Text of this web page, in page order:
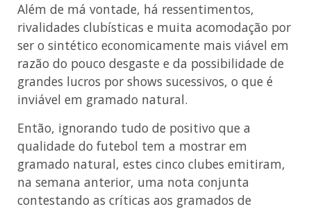
Além de má vontade, há ressentimentos,
rivalidades clubísticas e muita acomodação por
ser o sintético economicamente mais viável em
razão do pouco desgaste e da possibilidade de
grandes lucros por shows sucessivos, o que é
inviável em gramado natural.
Então, ignorando tudo de positivo que a
qualidade do futebol tem a mostrar em
gramado natural, estes cinco clubes emitiram,
na semana anterior, uma nota conjunta
contestando as críticas aos gramados de